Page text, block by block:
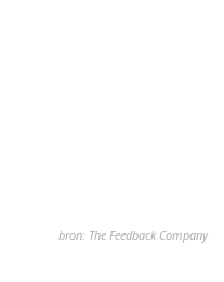
bron: The Feedback Company